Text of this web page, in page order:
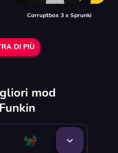
Corruptbox 3 x Sprunki
DI PIÙ
mod